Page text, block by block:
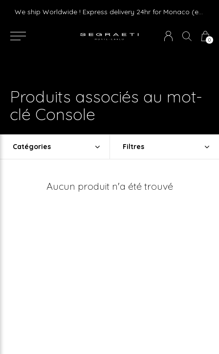
0
We ship Worldwide ! Express delivery 24hr for Monaco (excluding furniture)
Produits associés au mot-
clé Console
Catégories Filtres
Aucun produit n'a été trouvé